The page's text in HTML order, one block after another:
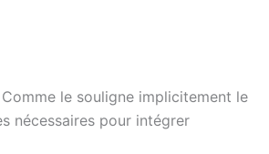
le souligne implicitement le
nécessaires pour intégrer